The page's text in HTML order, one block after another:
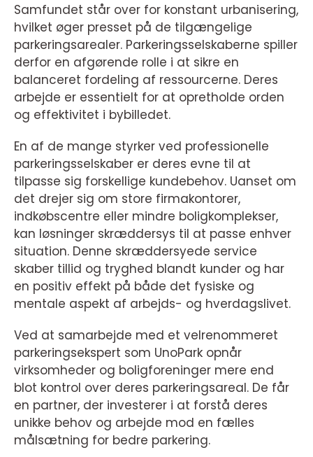
Samfundet står over for konstant urbanisering,
hvilket øger presset på de tilgængelige
parkeringsarealer. Parkeringsselskaberne spiller
derfor en afgørende rolle i at sikre en
balanceret fordeling af ressourcerne. Deres
arbejde er essentielt for at opretholde orden
og effektivitet i bybilledet.
En af de mange styrker ved professionelle
parkeringsselskaber er deres evne til at
tilpasse sig forskellige kundebehov. Uanset om
det drejer sig om store firmakontorer,
indkøbscentre eller mindre boligkomplekser,
kan løsninger skræddersys til at passe enhver
situation. Denne skræddersyede service
skaber tillid og tryghed blandt kunder og har
en positiv effekt på både det fysiske og
mentale aspekt af arbejds- og hverdagslivet.
Ved at samarbejde med et velrenommeret
parkeringsekspert som UnoPark opnår
virksomheder og boligforeninger mere end
blot kontrol over deres parkeringsareal. De får
en partner, der investerer i at forstå deres
unikke behov og arbejde mod en fælles
målsætning for bedre parkering.